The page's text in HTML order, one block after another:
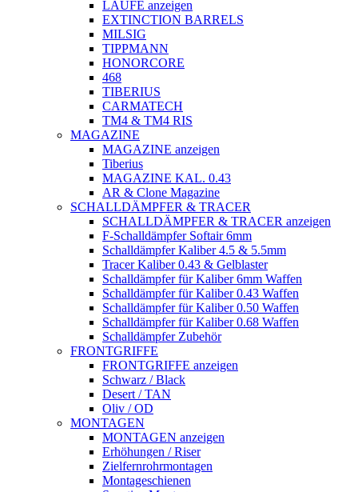
LÄUFE anzeigen
EXTINCTION BARRELS
MILSIG
TIPPMANN
HONORCORE
468
TIBERIUS
CARMATECH
TM4 & TM4 RIS
MAGAZINE
MAGAZINE anzeigen
Tiberius
MAGAZINE KAL. 0.43
AR & Clone Magazine
SCHALLDÄMPFER & TRACER
SCHALLDÄMPFER & TRACER anzeigen
F-Schalldämpfer Softair 6mm
Schalldämpfer Kaliber 4.5 & 5.5mm
Tracer Kaliber 0.43 & Gelblaster
Schalldämpfer für Kaliber 6mm Waffen
Schalldämpfer für Kaliber 0.43 Waffen
Schalldämpfer für Kaliber 0.50 Waffen
Schalldämpfer für Kaliber 0.68 Waffen
Schalldämpfer Zubehör
FRONTGRIFFE
FRONTGRIFFE anzeigen
Schwarz / Black
Desert / TAN
Oliv / OD
MONTAGEN
MONTAGEN anzeigen
Erhöhungen / Riser
Zielfernrohrmontagen
Montageschienen